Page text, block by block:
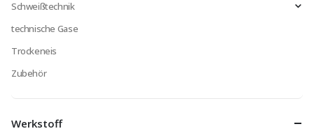
Schweißtechnik
technische Gase
Trockeneis
Zubehör
Werkstoff